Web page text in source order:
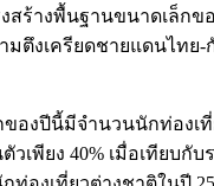
ร้างพื้นฐานขนาดเล็
ตึงเครียดชายแดนไ
ปีนี้มีจำนวนนักท่องเที่
พียง 40% เมื่อเทียบกั